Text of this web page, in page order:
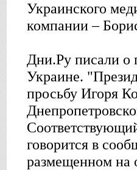
Украинского
компании –
Дни.Ру писали о
Украине.
просьбу Игоря
говорится в
размещенном на